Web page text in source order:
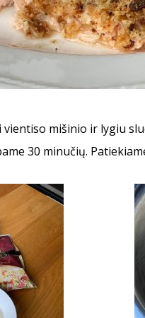
mišinio ir lygiu
30 minučių.